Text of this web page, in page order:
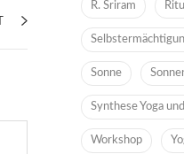
R. Sriram
Sonne
Synthese Yoga
Workshop